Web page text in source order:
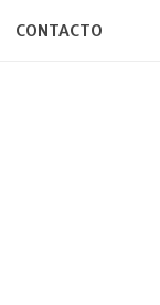
CONTACTO